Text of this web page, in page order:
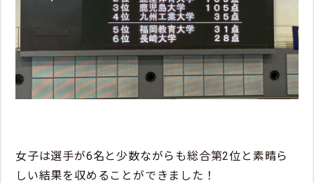
女子は選手が6名と少数ながらも総合第2位と素晴ら
しい結果を収めることができました！